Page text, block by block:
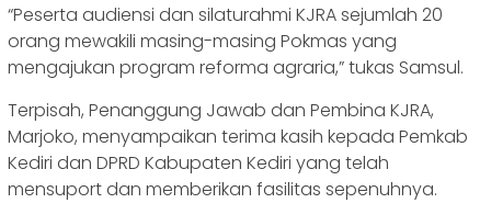
“Peserta audiensi dan silaturahmi KJRA sejumlah 20
orang mewakili masing-masing Pokmas yang
mengajukan program reforma agraria,” tukas Samsul.
Terpisah, Penanggung Jawab dan Pembina KJRA,
Marjoko, menyampaikan terima kasih kepada Pemkab
Kediri dan DPRD Kabupaten Kediri yang telah
mensuport dan memberikan fasilitas sepenuhnya.